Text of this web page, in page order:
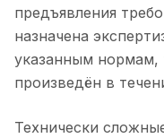
предъявления
назначена
указанным нормам,
произведён в
Технически